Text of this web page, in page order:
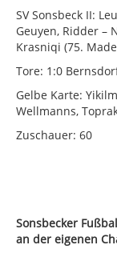
SV Sonsbeck II:
Geuyen, Ridder –
Krasniqi (75.
Tore: 1:0
Gelbe Karte:
Wellmanns,
Zuschauer: 60
Sonsbecker
an der eigenen